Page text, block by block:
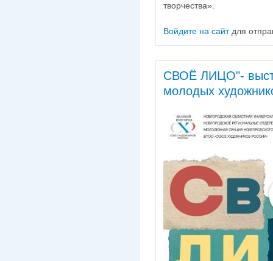
творчества».
Войдите на сайтдля
СВОЁ ЛИЦО"-
молодых